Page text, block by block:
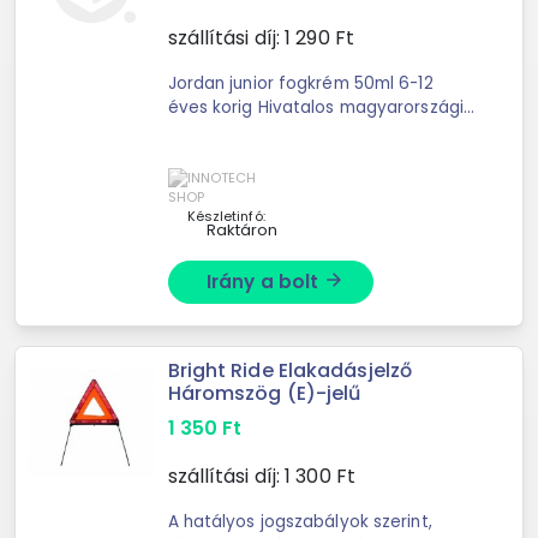
szállítási díj: 1 290Ft
Jordan junior fogkrém 50ml 6-12
éves korig Hivatalos magyarországi
fogkrém gyengéd formulával és ...
Készletinfó:
Raktáron
Irány a bolt arrow_forward
Bright Ride Elakadásjelző
Háromszög (E)-jelű
1 350 Ft
szállítási díj: 1 300Ft
A hatályos jogszabályok szerint,